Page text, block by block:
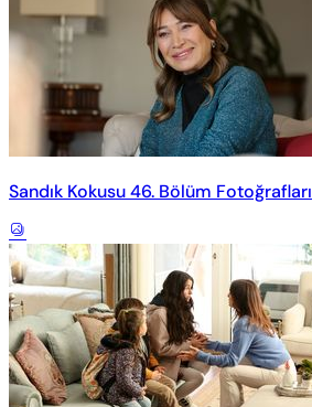
Sandık Kokusu 46. Bölüm Fotoğrafları